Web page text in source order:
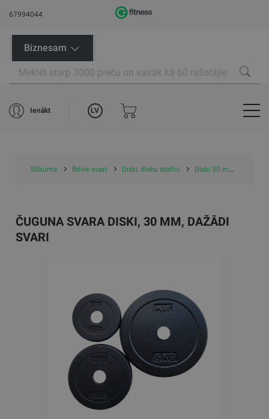
67994044
Biznesam
Ienākt LV
Sākums Brīvie svari Diski, disku statīvi Diski 30 mm
ČUGUNA SVARA DISKI, 30 MM, DAŽĀDI
SVARI